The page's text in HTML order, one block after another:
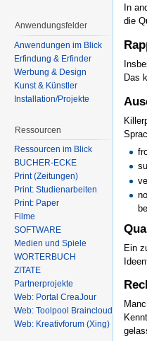
In
die
Das
Ein
Anwendungsfelder
Anwendungen im Blick
Erfindung & Erfinder
Werbung & Design
Kunst & Künstler
Installation/Projekte
Ressourcen
Ressourcen im Blick
BÜCHER-ECKE
Print (Zeitungen)
Print: Studienarbeiten
Print: Paper
Filme
SOFTWARE
Medien und Spiele
WÖRTERBUCH
ZITATE
Partnerprojekte
Web: Portal CreaJour
Web: Toolpool Braincloud
Web: Kreativforum (Xing)